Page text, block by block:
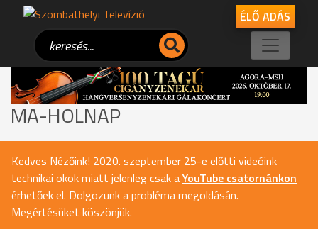
ÉLŐ ADÁS
MA-HOLNAP
Kedves Nézőink! 2020. szeptember 25-e előtti videóink
technikai okok miatt jelenleg csak aYouTube csatornánkon
érhetőek el. Dolgozunk a probléma megoldásán.
Megértésüket köszönjük.